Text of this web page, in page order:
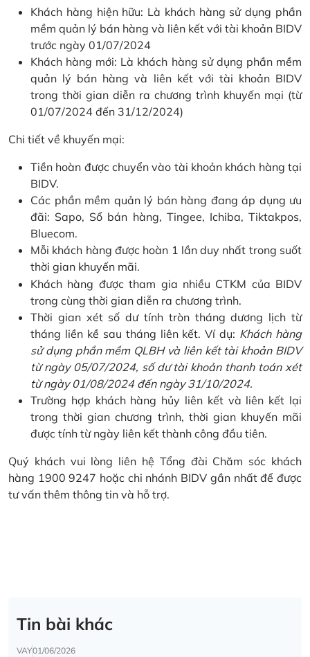
Khách hàng hiện hữu: Là khách hàng sử dụng phần
mềm quản lý bán hàng và liên kết với tài khoản BIDV
trước ngày 01/07/2024
Khách hàng mới: Là khách hàng sử dụng phần mềm
quản lý bán hàng và liên kết với tài khoản BIDV
trong thời gian diễn ra chương trình khuyến mại (từ
01/07/2024 đến 31/12/2024)
Chi tiết về khuyến mại:
Tiền hoàn được chuyển vào tài khoản khách hàng tại
BIDV.
Các phần mềm quản lý bán hàng đang áp dụng ưu
đãi: Sapo, Sổ bán hàng, Tingee, Ichiba, Tiktakpos,
Bluecom.
Mỗi khách hàng được hoàn 1 lần duy nhất trong suốt
thời gian khuyến mãi.
Khách hàng được tham gia nhiều CTKM của BIDV
trong cùng thời gian diễn ra chương trình.
Thời gian xét số dư tính tròn tháng dương lịch từ
tháng liền kề sau tháng liên kết. Ví dụ: Khách hàng
sử dụng phần mềm QLBH và liên kết tài khoản BIDV
từ ngày 05/07/2024, số dư tài khoản thanh toán xét
từ ngày 01/08/2024 đến ngày 31/10/2024.
Trường hợp khách hàng hủy liên kết và liên kết lại
trong thời gian chương trình, thời gian khuyến mãi
được tính từ ngày liên kết thành công đầu tiên.
Quý khách vui lòng liên hệ Tổng đài Chăm sóc khách
hàng 1900 9247 hoặc chi nhánh BIDV gần nhất để được
tư vấn thêm thông tin và hỗ trợ.
Tin bài khác
VAY01/06/2026